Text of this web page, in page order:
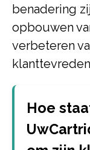
benadering
opbouwen
verbeteren
Hoe